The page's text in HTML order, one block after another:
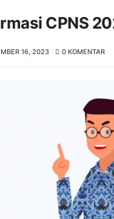
CPNS
16, 2023 0 KOMENTAR